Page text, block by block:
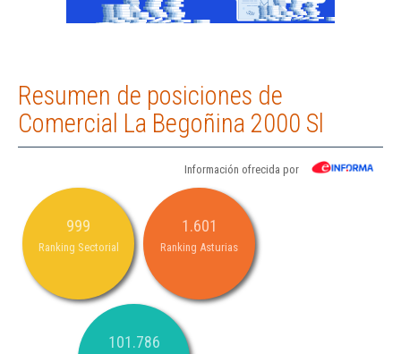
Resumen de posiciones de
Comercial La Begoñina 2000 Sl
Información ofrecida por
999
Ranking Sectorial
1.601
Ranking Asturias
101.786